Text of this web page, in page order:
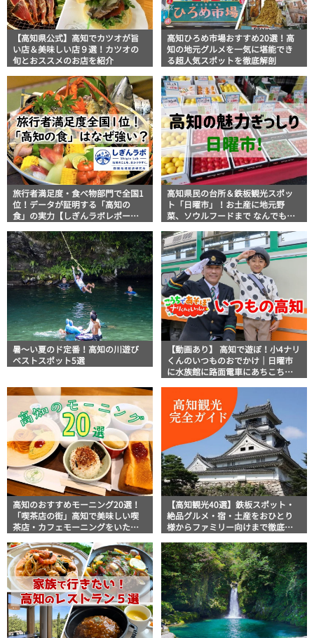
【高知県公式】高知でカツオが旨
い店＆美味しい店９選！カツオの
旬とおススメのお店を紹介
高知ひろめ市場おすすめ20選！高
知の地元グルメを一気に堪能でき
る超人気スポットを徹底解剖
旅行者満足度・食べ物部門で全国1
位！データが証明する「高知の
食」の実力【しぎんラボレポー
高知県民の台所＆鉄板観光スポッ
ト「日曜市」！お土産に地元野
菜、ソウルフードまで なんでもそ
説！
暑～い夏のド定番！高知の川遊び
ベストスポット5選
【動画あり】 高知で遊ぼ！小4ナリ
くんのいつものおでかけ｜日曜市
に水族館に路面電車にあちこち巡
高知のおすすめモーニング20選！
「喫茶店の街」高知で美味しい喫
茶店・カフェモーニングをいただ
【高知観光40選】鉄板スポット・
絶品グルメ・宿・土産をおひとり
様からファミリー向けまで徹底解